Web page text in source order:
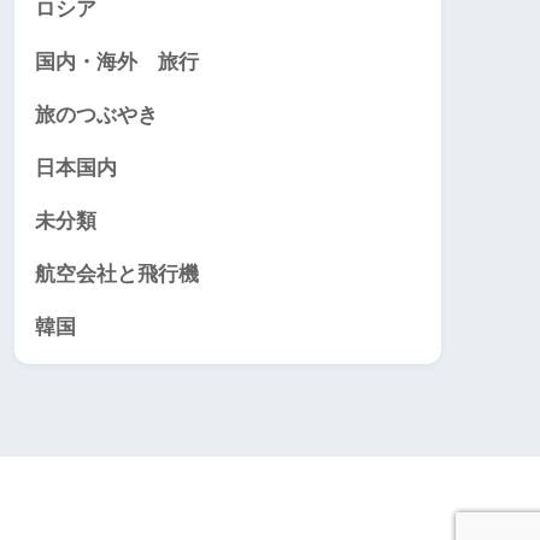
ロシア
国内・海外 旅行
旅のつぶやき
日本国内
未分類
航空会社と飛行機
韓国